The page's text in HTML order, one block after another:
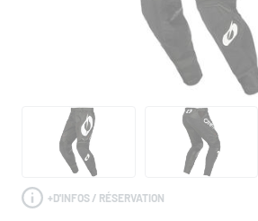
+D'INFOS / RÉSERVATION